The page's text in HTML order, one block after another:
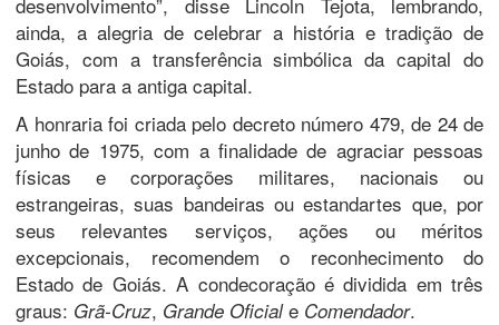
ainda, a alegria de celebrar a história e tradição de
Goiás, com a transferência simbólica da capital do
Estado para a antiga capital.
A honraria foi criada pelo decreto número 479, de 24 de
junho de 1975, com a finalidade de agraciar pessoas
físicas e corporações militares, nacionais ou
estrangeiras, suas bandeiras ou estandartes que, por
seus relevantes serviços, ações ou méritos
excepcionais, recomendem o reconhecimento do
Estado de Goiás. A condecoração é dividida em três
graus: Grã-Cruz, Grande Oficiale Comendador.